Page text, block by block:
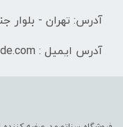
آدرس: تهران - بلوار
آدرس ایمیل : info@senatormode.com